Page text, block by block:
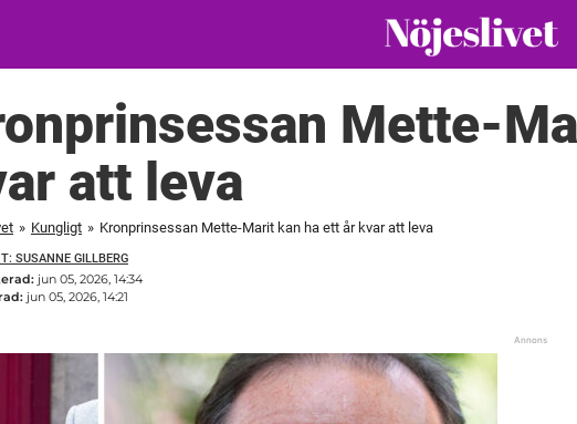
Mette-
att leva
» Kungligt » Kronprinsessan Mette-Marit kan ha ett år kvar att leva
SUSANNE GILLBERG
jun 05, 2026, 14:34
jun 05, 2026, 14:21